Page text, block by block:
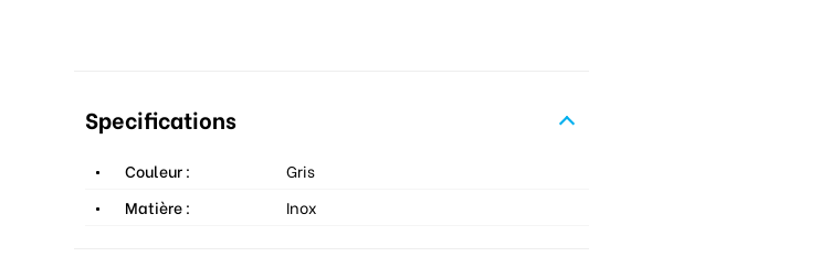
Specifications
Couleur :
Gris
Matière :
Inox